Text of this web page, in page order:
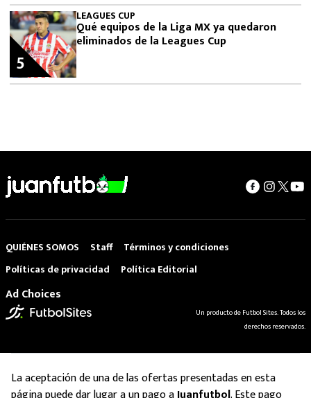
LEAGUES CUP
Qué equipos de la Liga MX ya quedaron
eliminados de la Leagues Cup
5
QUIÉNES SOMOS Staff
Términos y condiciones
Políticas de privacidad
Política Editorial
Ad Choices
Un producto de Futbol Sites. Todos los
derechos reservados.
La aceptación de una de las ofertas presentadas en esta